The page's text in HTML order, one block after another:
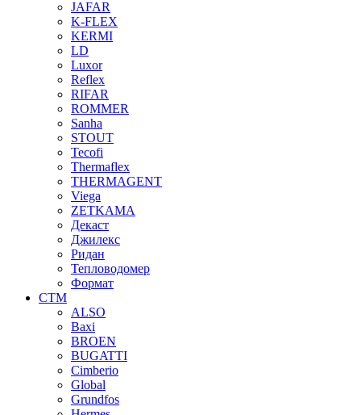
JAFAR
K-FLEX
KERMI
LD
Luxor
Reflex
RIFAR
ROMMER
Sanha
STOUT
Tecofi
Thermaflex
THERMAGENT
Viega
ZETKAMA
Декаст
Джилекс
Ридан
Тепловодомер
Формат
СТМ
ALSO
Baxi
BROEN
BUGATTI
Cimberio
Global
Grundfos